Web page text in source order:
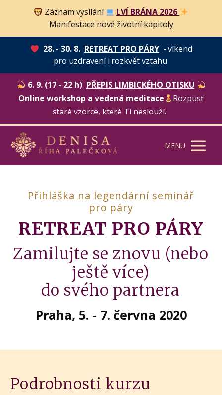
Záznam vysílání
LVÍ BRÁNA 2026
Manifestace nové životní kapitoly
28. - 30. 8. RETREAT PRO PÁRY- víkend
pro uzdravení i rozkvět vztahu
6. 9. (17 - 22 h) PŘEPIS LIMBICKÉHO OTISKU
Online workshop a vedená meditace
Rozpusť
staré vzorce, které Ti neslouží.
MENU
Přihláška na legendární seminář
pro páry
RETREAT PRO PÁRY
Zamilujte se znovu (nebo
ještě více)
do svého partnera
Praha, 5. - 7. června 2020
Podrobnosti kurzu